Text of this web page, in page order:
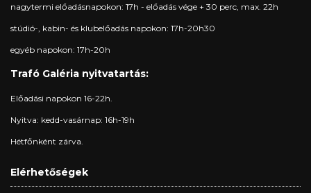
nagytermi előadásnapokon: 17h - előadás vége + 30 perc, max. 22h
stúdió-, kabin- és klubelőadás napokon: 17h-20h30
egyéb napokon: 17h-20h
Trafó Galéria nyitvatartás:
Előadási napokon 16-22h.
Nyitva: kedd-vasárnap: 16h-19h
Hétfőnként zárva.
Elérhetőségek